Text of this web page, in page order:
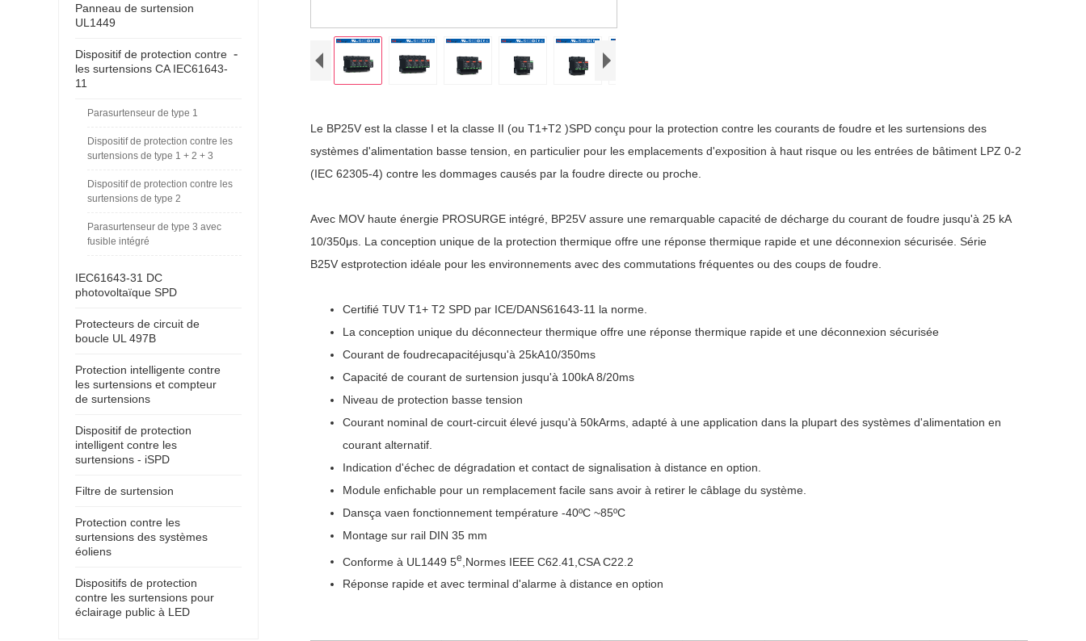
Le BP25V est la classe I et la classe II (ou T1+T2 )SPD conçu pour la protection contre les courants de foudre et les surtensions des
systèmes d'alimentation basse tension, en particulier pour les emplacements d'exposition à haut risque ou les entrées de bâtiment LPZ 0-2
(IEC 62305-4) contre les dommages causés par la foudre directe ou proche.
Avec MOV haute énergie PROSURGE intégré, BP25V assure une remarquable capacité de décharge du courant de foudre jusqu'à 25 kA
10/350μs. La conception unique de la protection thermique offre une réponse thermique rapide et une déconnexion sécurisée. Série
B25V estprotection idéale pour les environnements avec des commutations fréquentes ou des coups de foudre.
Certifié TUV T1+ T2 SPD par ICE/DANS61643-11 la norme
La conception unique du déconnecteur thermique offre une réponse thermique rapide et une déconnexion sécurisée
Courant de foudrecapacitéjusqu'à 25kA10/350ms
Capacité de courant de surtension jusqu'à 100kA 8/20ms
Niveau de protection basse tension
Courant nominal de court-circuit élevé jusqu'à 50kArms, adapté à une application dans la plupart des systèmes d'alimentation en
courant alternatif.
Indication d'échec de dégradation et contact de signalisation à distance en option
Module enfichable pour un remplacement facile sans avoir à retirer le câblage du système.
Dansça vaen fonctionnement température -40ºC ~85ºC
Montage sur rail DIN 35 mm
Conforme à UL1449 5e Normes IEEE C62.41,CSA C22.2
Réponse rapide et avec terminal d'alarme à distance en option
Panneau de surtension
UL1449
-
Dispositif de protection contre
les surtensions CA IEC61643-
11
Parasurtenseur de type 1
Dispositif de protection contre les
surtensions de type 1 + 2 + 3
Dispositif de protection contre les
surtensions de type 2
Parasurtenseur de type 3 avec
fusible intégré
IEC61643-31 DC
photovoltaïque SPD
Protecteurs de circuit de
boucle UL 497B
Protection intelligente contre
les surtensions et compteur
de surtensions
Dispositif de protection
intelligent contre les
surtensions - iSPD
Filtre de surtension
Protection contre les
surtensions des systèmes
éoliens
Dispositifs de protection
contre les surtensions pour
éclairage public à LED